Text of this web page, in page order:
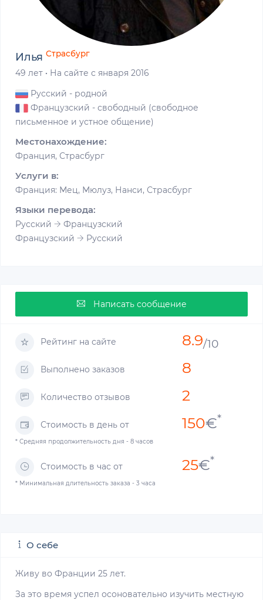
Илья Страсбург
49 лет · На сайте с января 2016
Русский - родной
Французский - свободный (свободное
письменное и устное общение)
Местонахождение:
Франция, Страсбург
Услуги в:
Франция: Мец, Мюлуз, Нанси, Страсбург
Языки перевода:
Русский
Французский
Французский
Русский
Написать сообщение
Рейтинг на сайте 8.9/10
Выполнено заказов 8
Количество отзывов 2
Стоимость в день от 150€*
* Средняя продолжительность дня - 8 часов
Стоимость в час от 25€*
* Минимальная длительность заказа - 3 часа
О себе
Живу во Франции 25 лет.
За это время успел осоновательно изучить местную